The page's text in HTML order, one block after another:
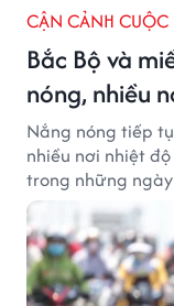
CẬN CẢNH CUỘC
Bắc Bộ và
nóng, nhiều
Nắng nóng tiếp
nhiều nơi nhiệt
trong những